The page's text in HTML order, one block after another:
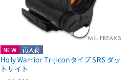
NEW 再入荷
Holy Warrior Trijiconタイプ SRS ダッ
トサイト